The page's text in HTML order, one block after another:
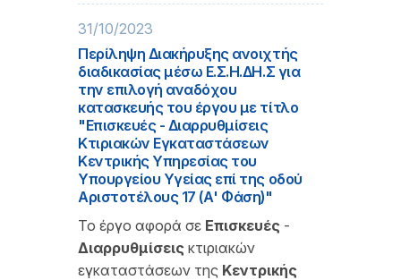
31/10/2023
Περίληψη Διακήρυξης ανοιχτής
διαδικασίας μέσω Ε.Σ.Η.ΔΗ.Σ για
την επιλογή αναδόχου
κατασκευής του έργου με τίτλο
"Επισκευές - Διαρρυθμίσεις
Κτιριακών Εγκαταστάσεων
Κεντρικής Υπηρεσίας του
Υπουργείου Υγείας επί της οδού
Αριστοτέλους 17 (Α' Φάση)"
Το έργο αφορά σε Επισκευές -
Διαρρυθμίσεις κτιριακών
εγκαταστάσεων της Κεντρικής